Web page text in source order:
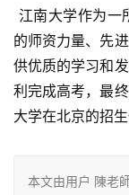
的师资力量、先
供优质的学习和
利完成高考，最
大学在北京的招
本文由用户 陳老